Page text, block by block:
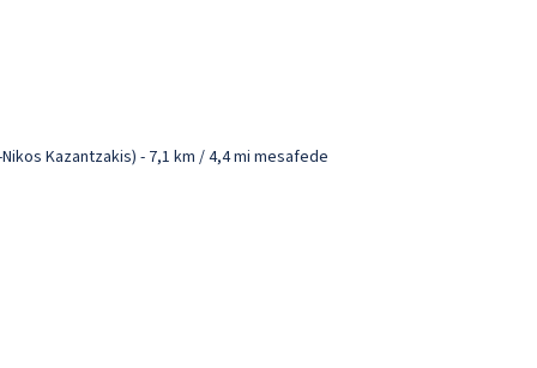
Kazantzakis) - 7,1 km / 4,4 mi mesafede